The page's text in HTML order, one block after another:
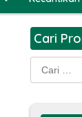
Cari
Cari
untuk: